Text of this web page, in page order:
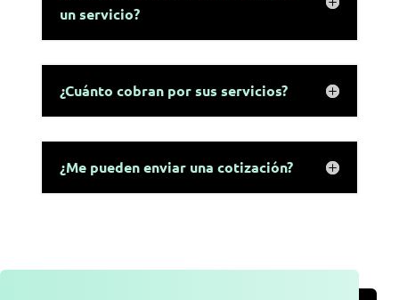
un servicio?
¿Cuánto cobran por sus servicios?
¿Me pueden enviar una cotización?